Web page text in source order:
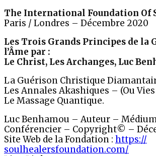
The International Foundation Of
Paris / Londres – Décembre 2020
Les Trois Grands Principes de la
l’Âme par :
Le Christ, Les Archanges, Luc
La Guérison Christique
Les Annales Akashiques – (Ou
Le Massage Quantique.
Luc Benhamou – Auteur –
Conférencier – Copyright© –
Site Web de la Fondation : https://
soulhealersfoundation.com/